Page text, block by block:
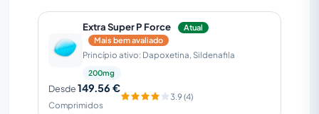
Extra Super P Force
Atual
Mais bem avaliado
Princípio ativo: Dapoxetina, Sildenafila
200mg
Desde149.56 €
Comprimidos
3.9 (4)